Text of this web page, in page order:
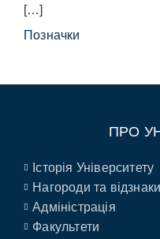
[…]
Позначки
ПРО
Історія Університету
Нагороди та відзнаки
Адміністрація
Факультети